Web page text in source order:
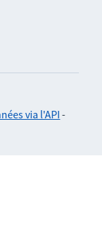
via l'API -